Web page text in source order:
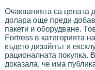
Очакванията са цената
долара още преди
пакети и оборудване.
Fortress в категорията
където дизайнът и
рационалната покупка.
доказала, че има